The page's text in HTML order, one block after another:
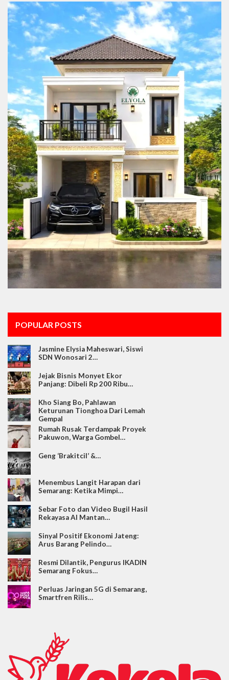
POPULAR POSTS
Jasmine Elysia Maheswari, Siswi
SDN Wonosari 2…
Jejak Bisnis Monyet Ekor
Panjang: Dibeli Rp 200 Ribu…
Kho Siang Bo, Pahlawan
Keturunan Tionghoa Dari Lemah
Gempal
Rumah Rusak Terdampak Proyek
Pakuwon, Warga Gombel…
Geng ‘Brakitcil’ &…
Menembus Langit Harapan dari
Semarang: Ketika Mimpi…
Sebar Foto dan Video Bugil Hasil
Rekayasa AI Mantan…
Sinyal Positif Ekonomi Jateng:
Arus Barang Pelindo…
Resmi Dilantik, Pengurus IKADIN
Semarang Fokus…
Perluas Jaringan 5G di Semarang,
Smartfren Rilis…